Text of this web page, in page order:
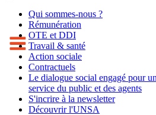
Qui sommes-nous ?
Rémunération
OTE et DDI
Travail & santé
Action sociale
Contractuels
Le dialogue social engagé pour
service du public et des agents
S'incrire à la newsletter
Découvrir l'UNSA